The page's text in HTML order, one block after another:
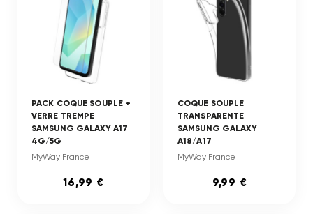
PACK COQUE SOUPLE +
VERRE TREMPE
SAMSUNG GALAXY A17
4G/5G
MyWay France
16,99 €
COQUE SOUPLE
TRANSPARENTE
SAMSUNG GALAXY
A18/A17
MyWay France
9,99 €